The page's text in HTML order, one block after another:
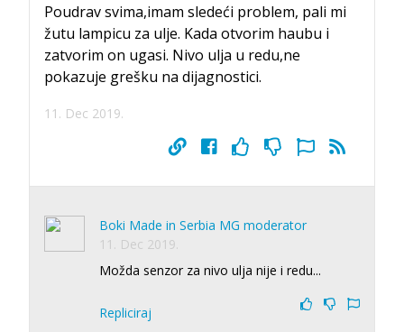
Poudrav svima,imam sledeći problem, pali mi
žutu lampicu za ulje. Kada otvorim haubu i
zatvorim on ugasi. Nivo ulja u redu,ne
pokazuje grešku na dijagnostici.
11. Dec 2019.
Boki Made in Serbia MG moderator
11. Dec 2019.
Možda senzor za nivo ulja nije i redu...
Repliciraj